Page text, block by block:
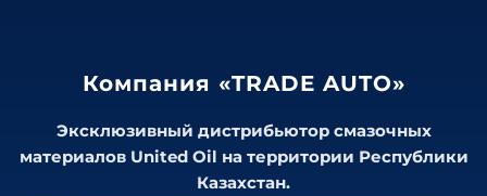
Компания «TRADE AUTO»
Эксклюзивный дистрибьютор смазочных
материалов United Oil на территории Республики
Казахстан.